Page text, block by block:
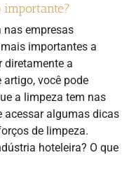
nas empresas
importantes a
diretamente a
você pode
a limpeza tem nas
acessar algumas dicas
de limpeza.
hoteleira? O que